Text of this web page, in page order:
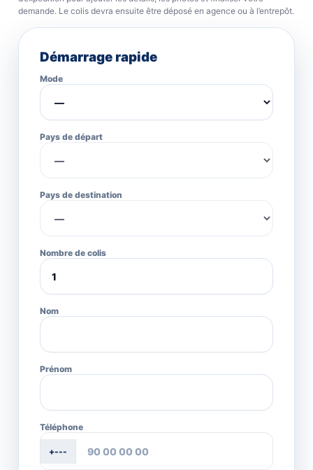
demande. Le colis devra ensuite être déposé en agence ou à l’entrepôt.
Démarrage rapide
Mode
Pays de départ
Pays de destination
Nombre de colis
Nom
Prénom
Téléphone
+---